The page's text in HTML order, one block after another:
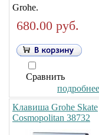
Grohe.
680.00 руб.
Сравнить
Клавиша Grohe Skate
Cosmopolitan 38732